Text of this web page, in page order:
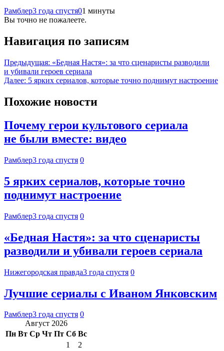
Рамблер3 года спустя01 минуты
Вы точно не пожалеете.
Навигация по записям
Предыдущая: «Бедная Настя»: за что сценаристы разводили
и убивали героев сериала
Далее: 5 ярких сериалов, которые точно поднимут настроение
Похожие новости
Почему герои культового сериала
не были вместе: видео
Рамблер3 года спустя 0
5 ярких сериалов, которые точно
поднимут настроение
Рамблер3 года спустя 0
«Бедная Настя»: за что сценаристы
разводили и убивали героев сериала
Нижегородская правда3 года спустя 0
Лучшие сериалы с Иваном Янковским
Рамблер3 года спустя 0
Август 2026
Пн Вт Ср Чт Пт Сб Вс
1
2